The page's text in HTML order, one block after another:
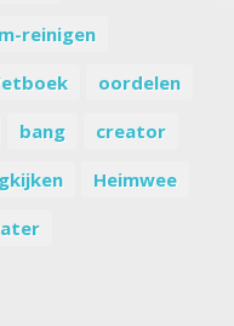
reinigen
oordelen
bang
creator
Heimwee